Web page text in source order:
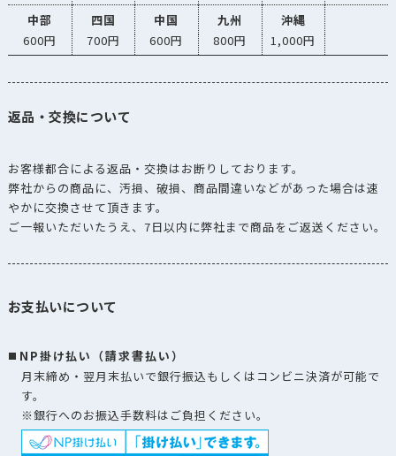
中部
四国 中国 九州
沖縄
600円
700円 600円 800円 1,000円
返品・交換について
お客様都合による返品・交換はお断りしております。
弊社からの商品に、汚損、破損、商品間違いなどがあった場合は速
やかに交換させて頂きます。
ご一報いただいたうえ、7日以内に弊社まで商品をご返送ください。
お支払いについて
NP掛け払い（請求書払い）
月末締め・翌月末払いで銀行振込もしくはコンビニ決済が可能で
す。
※銀行へのお振込手数料はご負担ください。